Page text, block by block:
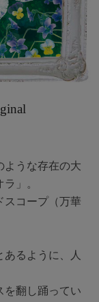
ような存在の大
」。
スコープ（万華
るように、人
を翻し踊ってい